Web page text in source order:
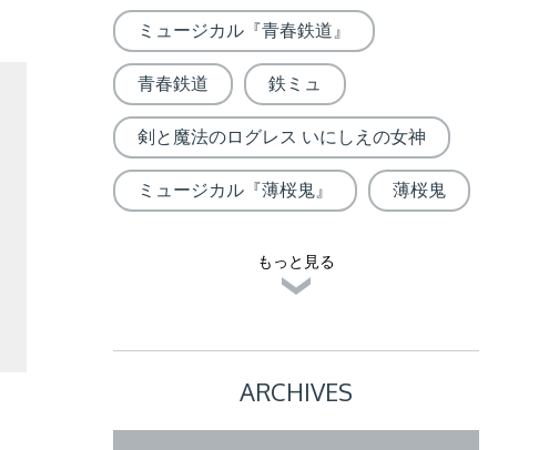
ミュージカル『青春鉄道』
青春鉄道 鉄ミュ
剣と魔法のログレス いにしえの女神
ミュージカル『薄桜鬼』 薄桜鬼
もっと見る
ARCHIVES